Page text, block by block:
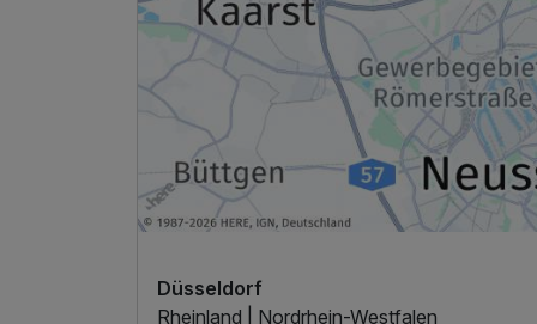
Ausstattung
Zusatznächte
Für 3 Tage
Düsseldorf
Rheinland | Nordrhein-Westfalen